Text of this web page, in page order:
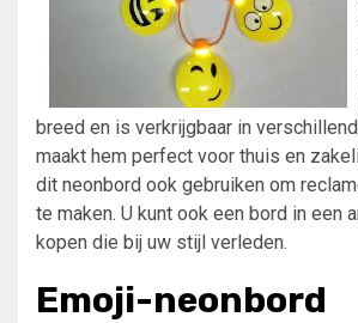
breed en is verkrijgbaar in
maakt hem perfect voor thuis en
dit neonbord ook gebruiken om
te maken. U kunt ook een bord in een
kopen die bij uw stijl verleden.
Emoji-neonbord